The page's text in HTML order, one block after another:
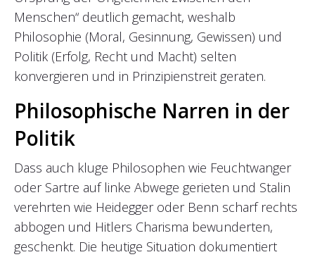
Menschen“ deutlich gemacht, weshalb
Philosophie (Moral, Gesinnung, Gewissen) und
Politik (Erfolg, Recht und Macht) selten
konvergieren und in Prinzipienstreit geraten.
Philosophische Narren in der
Politik
Dass auch kluge Philosophen wie Feuchtwanger
oder Sartre auf linke Abwege gerieten und Stalin
verehrten wie Heidegger oder Benn scharf rechts
abbogen und Hitlers Charisma bewunderten,
geschenkt. Die heutige Situation dokumentiert